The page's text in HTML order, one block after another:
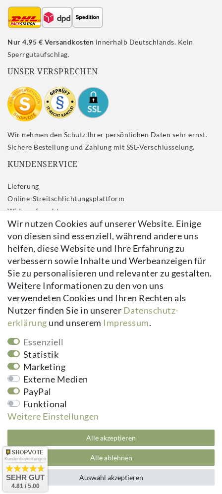
Nur 4.95 € Versandkosten innerhalb Deutschlands. Kein
Sperrgutaufschlag.
UNSER VERSPRECHEN
Wir nehmen den Schutz Ihrer persönlichen Daten sehr ernst.
Sichere Bestellung und Zahlung mit SSL-Verschlüsselung.
KUNDENSERVICE
Lieferung
Online-Streitschlichtungsplattform
Widerrufs­recht
Impressum
Daten­schutz­erklärung
AGB
Kontakt
Vertrag widerrufen
Newsletter
E-MAIL **
Newsletter
Hiermit bestätige ich, dass ich die
Meine Einwilligung kann ich jederzeit widerrufen.**
Wir nutzen Cookies auf unserer Website. Einige
von diesen sind essenziell, während andere uns
helfen, diese Website und Ihre Erfahrung zu
verbessern sowie Inhalte und Werbeanzeigen für
Sie zu personalisieren und relevanter zu gestalten.
Weitere Informationen zu den von uns
verwendeten Cookies und Ihren Rechten als
Nutzer finden Sie in unserer Daten­schutz­
erklärung und unserem Impressum.
Essenziell
Statistik
Marketing
Externe Medien
PayPal
Funktional
Weitere Einstellungen
Alle akzeptieren
Alle ablehnen
Auswahl akzeptieren
kuheiga.com - Ihr Online Shop für Gartenzubehör & Wohnaccessoires | Alle
Preise inkl. ges. MwSt. zzgl.Versandkosten
plentymarkets Template von
Plenty Lions
Kundenbewertungen
SEHR GUT
4.81 / 5.00